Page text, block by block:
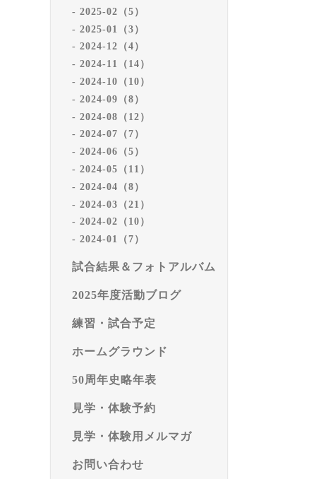
2025-02（5）
2025-01（3）
2024-12（4）
2024-11（14）
2024-10（10）
2024-09（8）
2024-08（12）
2024-07（7）
2024-06（5）
2024-05（11）
2024-04（8）
2024-03（21）
2024-02（10）
2024-01（7）
試合結果＆フォトアルバム
2025年度活動ブログ
練習・試合予定
ホームグラウンド
50周年史略年表
見学・体験予約
見学・体験用メルマガ
お問い合わせ